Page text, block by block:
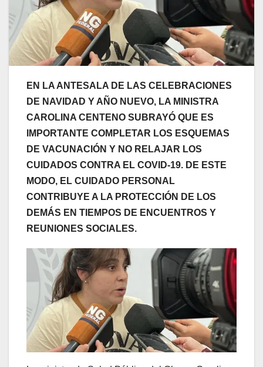
EN LA ANTESALA DE LAS CELEBRACIONES
DE NAVIDAD Y AÑO NUEVO, LA MINISTRA
CAROLINA CENTENO SUBRAYÓ QUE ES
IMPORTANTE COMPLETAR LOS ESQUEMAS
DE VACUNACIÓN Y NO RELAJAR LOS
CUIDADOS CONTRA EL COVID-19. DE ESTE
MODO, EL CUIDADO PERSONAL
CONTRIBUYE A LA PROTECCIÓN DE LOS
DEMÁS EN TIEMPOS DE ENCUENTROS Y
REUNIONES SOCIALES.